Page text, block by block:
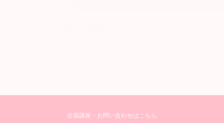
詳しく見る
出張講座・お問い合わせはこちら